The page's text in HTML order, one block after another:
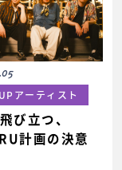
アーティスト
び立つ、
計画の決意